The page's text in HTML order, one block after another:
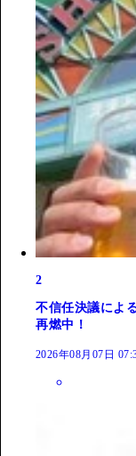
2
不信任決議によ
再燃中！
2026年08月07日